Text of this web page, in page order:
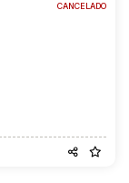
CANCELADO